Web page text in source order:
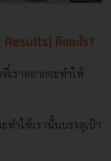
คืออะไร?
เราอยากจะทำให้
ทำให้เรานั้นบรรลุเป้า